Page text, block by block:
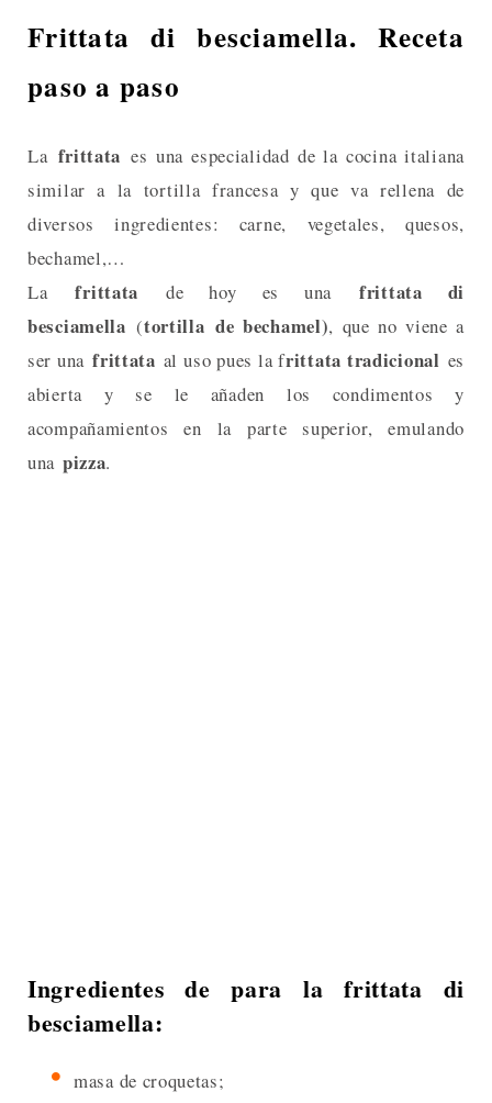
Frittata di besciamella. Receta
paso a paso
La frittata es una especialidad de la cocina italiana
similar a la tortilla francesa y que va rellena de
diversos ingredientes: carne, vegetales, quesos,
bechamel,…
Lafrittata de hoy es una frittata di
besciamella (tortilla de bechamel), que no viene a
ser unafrittata al uso pues la frittata tradicional es
abierta y se le añaden los condimentos y
acompañamientos en la parte superior, emulando
una pizza.
Ingredientes de para la frittata di
besciamella:
masa de croquetas;